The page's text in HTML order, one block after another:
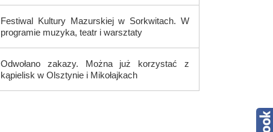
Festiwal Kultury Mazurskiej w Sorkwitach. W
programie muzyka, teatr i warsztaty
Odwołano zakazy. Można już korzystać z
kąpielisk w Olsztynie i Mikołajkach